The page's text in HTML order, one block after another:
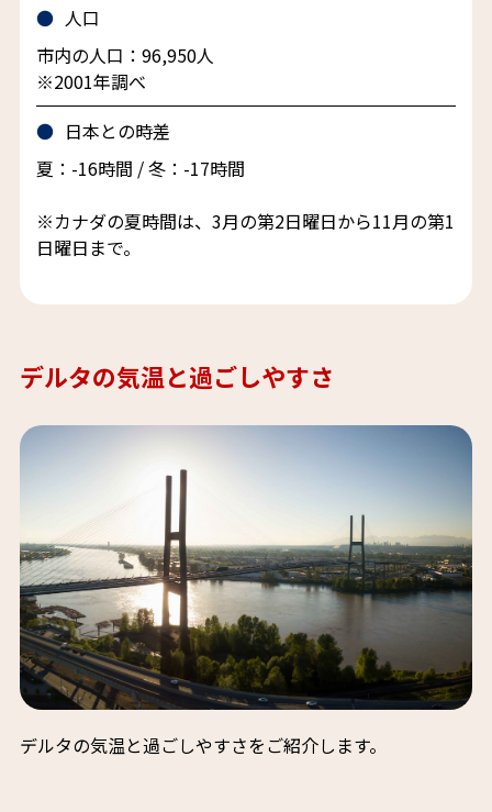
人口
市内の人口：96,950人
※2001年調べ
日本との時差
夏：-16時間 / 冬：-17時間
※カナダの夏時間は、3月の第2日曜日から11月の第1
日曜日まで。
デルタの気温と過ごしやすさ
デルタの気温と過ごしやすさをご紹介します。